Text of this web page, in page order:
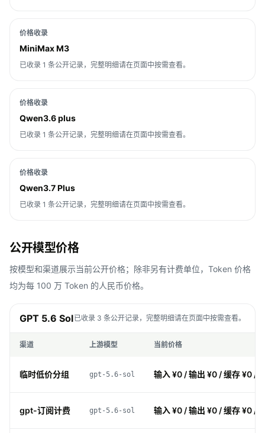
价格收录
MiniMax M3
已收录 1 条公开记录，完整明细请在页面中按需查看。
价格收录
Qwen3.6 plus
已收录 1 条公开记录，完整明细请在页面中按需查看。
价格收录
Qwen3.7 Plus
已收录 1 条公开记录，完整明细请在页面中按需查看。
公开模型价格
按模型和渠道展示当前公开价格；除非另有计费单位，Token 价格
均为每 100 万 Token 的人民币价格。
GPT 5.6 Sol已收录 3 条公开记录，完整明细请在页面中按需查看。
渠道 上游模型 当前价格
临时低价分组 gpt-5.6-sol 输入 ¥0 / 输出 ¥0 / 缓存 ¥0 /
gpt-订阅计费 gpt-5.6-sol 输入 ¥0 / 输出 ¥0 / 缓存 ¥0 /